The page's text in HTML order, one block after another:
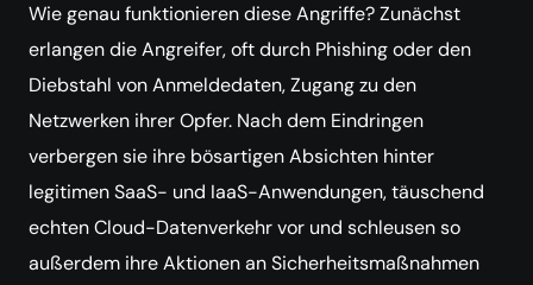
Wie genau funktionieren diese Angriffe? Zunächst
erlangen die Angreifer, oft durch Phishing oder den
Diebstahl von Anmeldedaten, Zugang zu den
Netzwerken ihrer Opfer. Nach dem Eindringen
verbergen sie ihre bösartigen Absichten hinter
legitimen SaaS- und IaaS-Anwendungen, täuschend
echten Cloud-Datenverkehr vor und schleusen so
außerdem ihre Aktionen an Sicherheitsmaßnahmen